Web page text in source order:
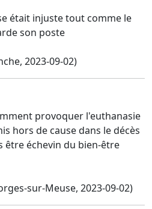
était injuste tout comme le
son poste
2023-09-02)
provoquer l'euthanasie
hors de cause dans le décès
échevin du bien-être
sur-Meuse, 2023-09-02)